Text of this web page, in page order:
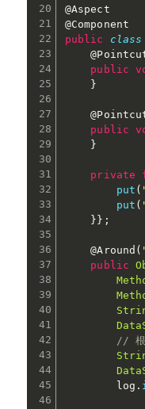
@Aspect
@Component
public
class
public
}
public
}
private
put (
put (
} } ;
@Around (
public
// 根
        log
.